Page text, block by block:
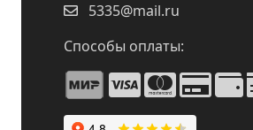
5335@mail.ru
Способы оплаты: